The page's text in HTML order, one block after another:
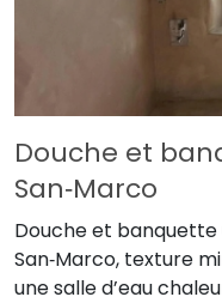
Douche et
San‑Marco
Douche et
San‑Marco, texture
une salle d’eau